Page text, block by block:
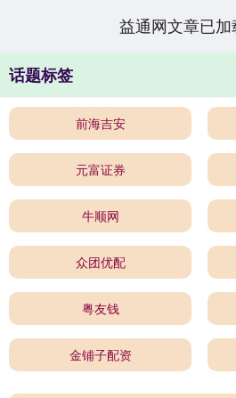
益通网文章已
话题标签
前海吉安
元富证券
牛顺网
众团优配
粤友钱
金铺子配资